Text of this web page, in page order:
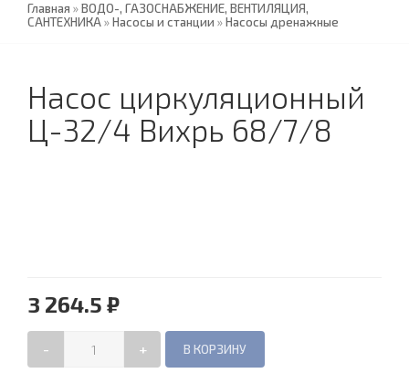
Главная »ВОДО-, ГАЗОСНАБЖЕНИЕ, ВЕНТИЛЯЦИЯ,
САНТЕХНИКА»Насосы и станции »Насосы дренажные
Насос циркуляционный
Ц-32/4 Вихрь 68/7/8
3 264.5 ₽
- +